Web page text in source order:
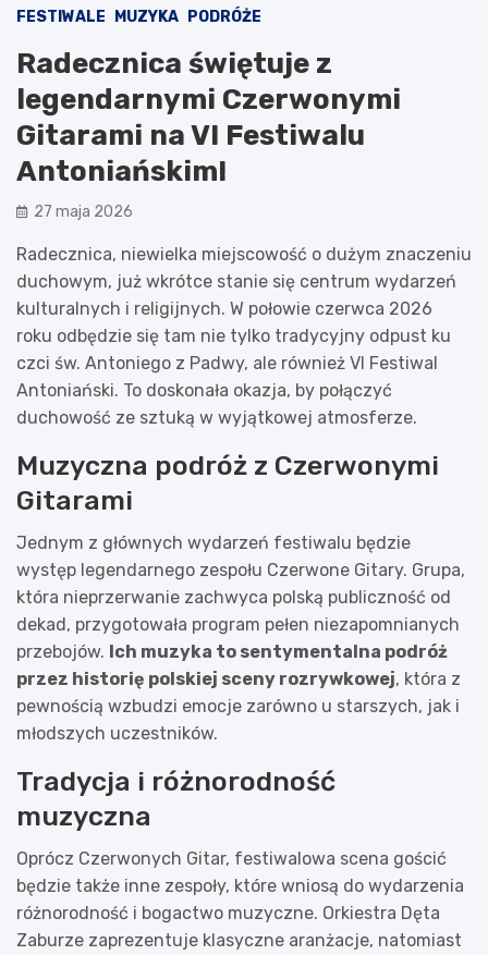
FESTIWALE MUZYKA PODRÓŻE
Radecznica świętuje z
legendarnymi Czerwonymi
Gitarami na VI Festiwalu
Antoniańskim!
27 maja 2026
Radecznica, niewielka miejscowość o dużym znaczeniu
duchowym, już wkrótce stanie się centrum wydarzeń
kulturalnych i religijnych. W połowie czerwca 2026
roku odbędzie się tam nie tylko tradycyjny odpust ku
czci św. Antoniego z Padwy, ale również VI Festiwal
Antoniański. To doskonała okazja, by połączyć
duchowość ze sztuką w wyjątkowej atmosferze.
Muzyczna podróż z Czerwonymi
Gitarami
Jednym z głównych wydarzeń festiwalu będzie
występ legendarnego zespołu Czerwone Gitary. Grupa,
która nieprzerwanie zachwyca polską publiczność od
dekad, przygotowała program pełen niezapomnianych
przebojów. Ich muzyka to sentymentalna podróż
przez historię polskiej sceny rozrywkowej, która z
pewnością wzbudzi emocje zarówno u starszych, jak i
młodszych uczestników.
Tradycja i różnorodność
muzyczna
Oprócz Czerwonych Gitar, festiwalowa scena gościć
będzie także inne zespoły, które wniosą do wydarzenia
różnorodność i bogactwo muzyczne. Orkiestra Dęta
Zaburze zaprezentuje klasyczne aranżacje, natomiast